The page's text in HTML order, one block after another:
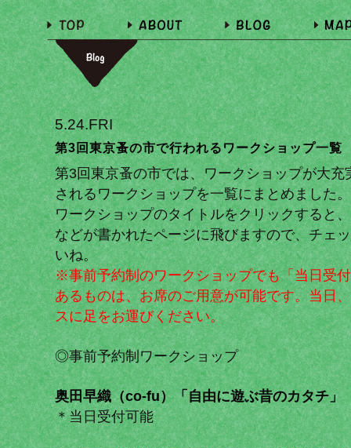
5.24.FRI
第3回東京蚤の市で行われるワークショップ一覧
第3回東京蚤の市では、ワークショップが大充
されるワークショップを一覧にまとめました。
ワークショップのタイトルをクリックすると
などが書かれたページに飛びますので、チェ
いね。
※事前予約制のワークショップでも「当日受
あるものは、お席のご用意が可能です。当日
スに足をお運びください。
◎事前予約制ワークショップ
奥田早織（co-fu）「自由に遊ぶ昔のカタチ」
＊当日受付可能